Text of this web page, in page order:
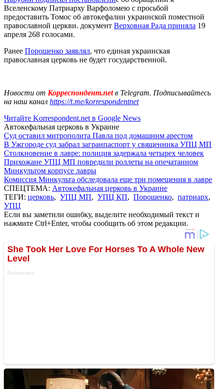
Вселенскому Патриарху Варфоломею с просьбой
предоставить Томос об автокефалии украинской поместной
православной церкви. документ Верховная Рада приняла 19
апреля 268 голосами.
Ранее Порошенко заявлял, что единая украинская
православная церковь не будет государственной.
Новости от Корреспондент.netв Telegram. Подписывайтесь
на наш канал https://t.me/korrespondentnet
Читайте Korrespondent.net в Google News
Автокефальная церковь в Украине
Суд оставил митрополита Павла под домашним арестом
В Ужгороде суд забрал загранпаспорт у священника УПЦ МП
Столкновение в лавре: полиция задержала четырех человек
Прихожане УПЦ МП повредили роллеты на опечатанном
Минкультом корпусе лавры
Комиссия Минкульта обследовала еще три помещения в лавре
СПЕЦТЕМА: Автокефальная церковь в Украине
ТЕГИ: церковь, УПЦ МП, УПЦ КП, Порошенко, патриарх,
УПЦ
Если вы заметили ошибку, выделите необходимый текст и
нажмите Ctrl+Enter, чтобы сообщить об этом редакции.